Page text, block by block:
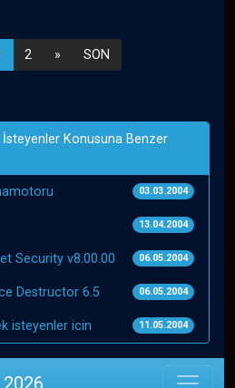
2 » SON
İsteyenler Konusuna Benzer
03.03.2004
13.04.2004
Security v8.00.00 06.05.2004
Destructor 6.5 06.05.2004
isteyenler icin 11.05.2004